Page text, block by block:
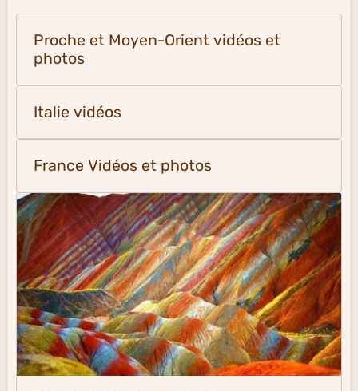
Proche et Moyen-Orient vidéos et
photos
Italie vidéos
France Vidéos et photos